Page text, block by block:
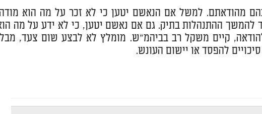
בהם מהודאתם. למשל אם הנאשם יטען כי לא זכר על מה הוא
להמשך ההתנהלות בתיק. גם אם נאשם יטען, כי לא ידע על מה
קיים משקל רב בביהמ"ש. מומלץ לא לבצע שום צעד,
להפסד או יישום העונש.